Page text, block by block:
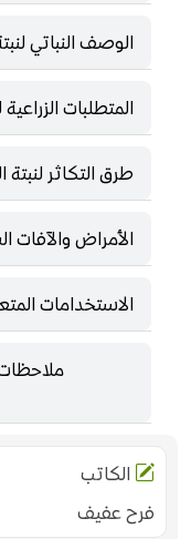
الوصف النباتي
المتطلبات
طرق التكاثر لنبتة
الأمراض والآفات
الاستخدامات
ملاحظات
الكاتب
فرح عفيف